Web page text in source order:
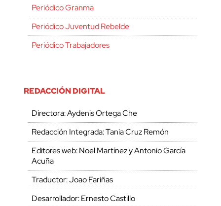
Periódico Granma
Periódico Juventud Rebelde
Periódico Trabajadores
REDACCIÓN DIGITAL
Directora: Aydenis Ortega Che
Redacción Integrada: Tania Cruz Remón
Editores web: Noel Martínez y Antonio García
Acuña
Traductor: Joao Fariñas
Desarrollador: Ernesto Castillo